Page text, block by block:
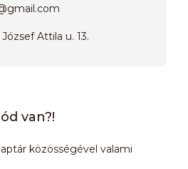
gmail.com
Attila u. 13.
van?!
közösségével valami